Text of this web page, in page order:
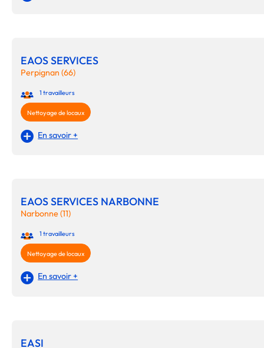
EAOS SERVICES
Perpignan (66)
1 travailleurs
Nettoyage de locaux
En savoir +
EAOS SERVICES NARBONNE
Narbonne (11)
1 travailleurs
Nettoyage de locaux
En savoir +
EASI